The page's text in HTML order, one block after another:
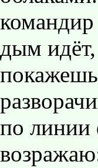
дым
по линии